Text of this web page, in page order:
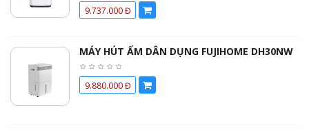
9.737.000 Đ
MÁY HÚT ẨM DÂN DỤNG FUJIHOME DH30NW
9.880.000 Đ